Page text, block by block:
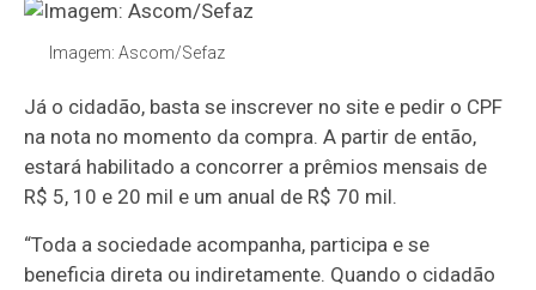
Imagem: Ascom/Sefaz
Já o cidadão, basta se inscrever no site e pedir o CPF
na nota no momento da compra. A partir de então,
estará habilitado a concorrer a prêmios mensais de
R$ 5, 10 e 20 mil e um anual de R$ 70 mil.
“Toda a sociedade acompanha, participa e se
beneficia direta ou indiretamente. Quando o cidadão